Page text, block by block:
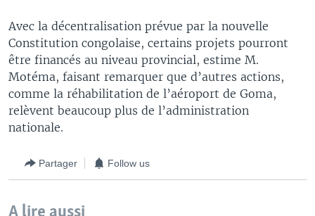
Avec la décentralisation prévue par la nouvelle
Constitution congolaise, certains projets pourront
être financés au niveau provincial, estime M.
Motéma, faisant remarquer que d’autres actions,
comme la réhabilitation de l’aéroport de Goma,
relèvent beaucoup plus de l’administration
nationale.
Partager Follow us
A lire aussi